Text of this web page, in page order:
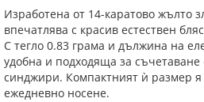
Изработена от 14-каратово жълто
впечатлява с красив естествен
С тегло 0.83 грама и дължина на
удобна и подходяща за
синджири. Компактният ѝ размер
ежедневно носене.